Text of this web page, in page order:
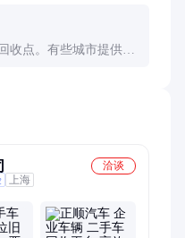
收点。有些城市提供预
洽谈
上海